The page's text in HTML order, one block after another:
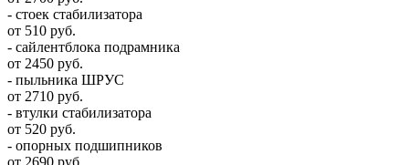
- стоек стабилизатора
от 510 руб.
- сайлентблока подрамника
от 2450 руб.
- пыльника ШРУС
от 2710 руб.
- втулки стабилизатора
от 520 руб.
- опорных подшипников
от 2690 руб.